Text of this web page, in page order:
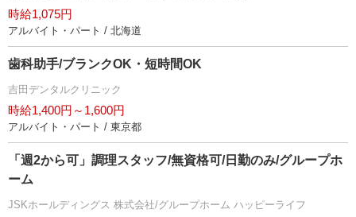
時給1,075円
アルバイト・パート / 北海道
歯科助手/ブランクOK・短時間OK
吉田デンタルクリニック
時給1,400円～1,600円
アルバイト・パート / 東京都
「週2から可」調理スタッフ/無資格可/日勤のみ/グループホ
ーム
JSKホールディングス 株式会社/グループホーム ハッピーライフ